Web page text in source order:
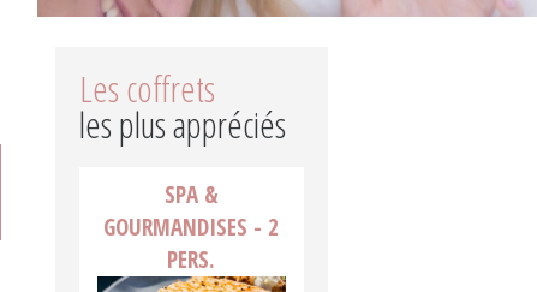
Les coffrets
les plus appréciés
SPA &
GOURMANDISES - 2
PERS.